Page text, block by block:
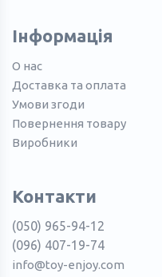
Інформація
О нас
Доставка та оплата
Умови згоди
Повернення товару
Виробники
Контакти
(050) 965-94-12
(096) 407-19-74
info@toy-enjoy.com